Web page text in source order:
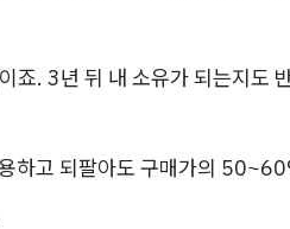
죠. 3년 뒤 내 소유가 되는지도
하고 되팔아도 구매가의